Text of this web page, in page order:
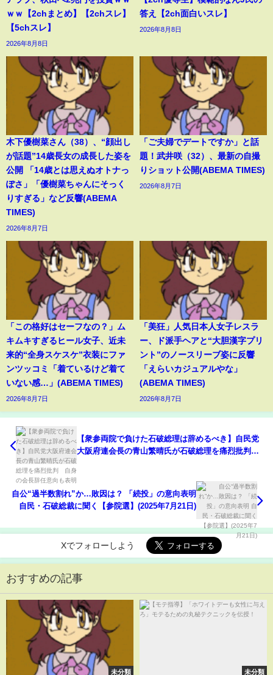
ｗｗ【2chまとめ】【2chスレ】
【5chスレ】
2026年8月8日
答え【2ch面白いスレ】
2026年8月8日
木下優樹菜さん（38）、“顔出し
が話題”14歳長女の成長した姿を
公開 「14歳とは思えぬオトナっ
ぽさ」「優樹菜ちゃんにそっく
りすぎる」など反響(ABEMA
TIMES)
2026年8月7日
「ご夫婦でデートですか」と話
題！武井咲（32）、最新の自撮
りショット公開(ABEMA TIMES)
2026年8月7日
「この格好はセーフなの？」ム
キムキすぎるヒール女子、近未
来的“全身スケスケ”衣装にファ
ンツッコミ「着ているけど着て
いない感…」(ABEMA TIMES)
2026年8月7日
「美狂」人気日本人女子レスラ
ー、ド派手ヘアと“大胆漢字プリ
ント”のノースリーブ姿に反響
「えらいカジュアルやな」
(ABEMA TIMES)
2026年8月7日
【衆参両院で負けた石破総理は辞めるべき】自民党
大阪府連会長の青山繁晴氏が石破総理を痛烈批判
自公“過半数割れ”か…敗因は？ 「続投」の意向表明
自民・石破総裁に聞く【参院選】(2025年7月21日)
Xでフォローしよう
おすすめの記事
未分類 未分類